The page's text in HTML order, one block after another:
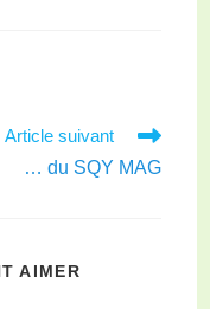
Article suivant
… du SQY MAG
AIMER